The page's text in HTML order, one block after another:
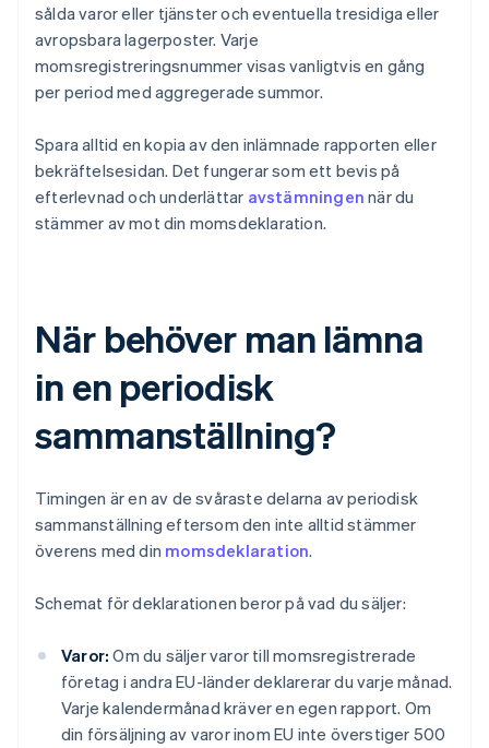
sålda varor eller tjänster och eventuella tresidiga eller
avropsbara lagerposter. Varje
momsregistreringsnummer visas vanligtvis en gång
per period med aggregerade summor.
Spara alltid en kopia av den inlämnade rapporten eller
bekräftelsesidan. Det fungerar som ett bevis på
efterlevnad och underlättar avstämningen när du
stämmer av mot din momsdeklaration.
När behöver man lämna
in en periodisk
sammanställning?
Timingen är en av de svåraste delarna av periodisk
sammanställning eftersom den inte alltid stämmer
överens med din momsdeklaration.
Schemat för deklarationen beror på vad du säljer:
Varor: Om du säljer varor till momsregistrerade
företag i andra EU-länder deklarerar du varje månad.
Varje kalendermånad kräver en egen rapport. Om
din försäljning av varor inom EU inte överstiger 500